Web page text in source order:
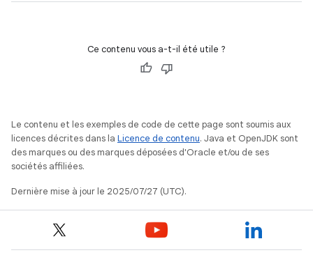
Ce contenu vous a-t-il été utile ?
Le contenu et les exemples de code de cette page sont soumis aux
licences décrites dans la Licence de contenu. Java et OpenJDK sont
des marques ou des marques déposées d'Oracle et/ou de ses
sociétés affiliées.
Dernière mise à jour le 2025/07/27 (UTC).